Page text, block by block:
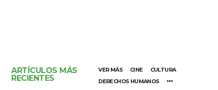
ARTÍCULOS MÁS
RECIENTES
VER MÁS CINE
CULTURA
DERECHOS HUMANOS